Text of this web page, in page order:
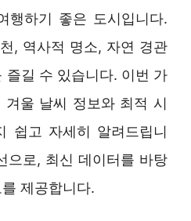
행하기 좋은 도시입니다.
, 역사적 명소, 자연 경관
즐길 수 있습니다. 이번 가
울 날씨 정보와 최적 시
쉽고 자세히 알려드립니
으로, 최신 데이터를 바탕
제공합니다.